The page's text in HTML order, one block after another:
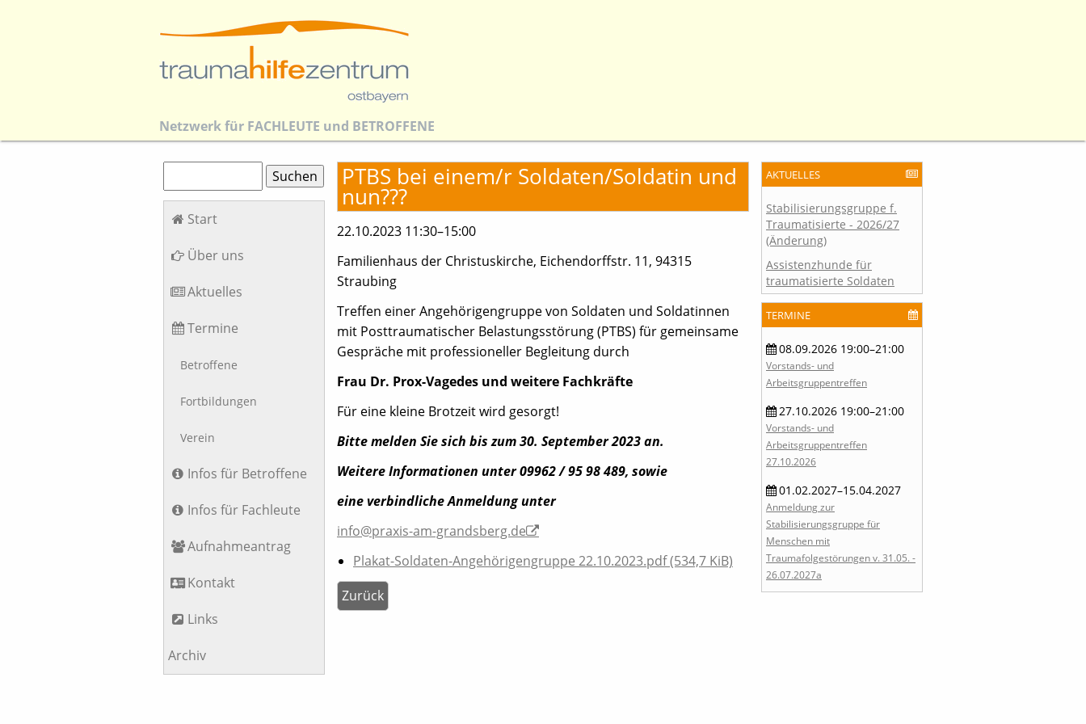
Netzwerk für FACHLEUTE und BETROFFENE
PTBS bei einem/r Soldaten/Soldatin und
nun???
22.10.2023 11:30–15:00
Familienhaus der Christuskirche, Eichendorffstr. 11, 94315
Straubing
Treffen einer Angehörigengruppe von Soldaten und Soldatinnen
mit Posttraumatischer Belastungsstörung (PTBS) für gemeinsame
Gespräche mit professioneller Begleitung durch
Frau Dr. Prox-Vagedes und weitere Fachkräfte
Für eine kleine Brotzeit wird gesorgt!
Bitte melden Sie sich bis zum 30. September 2023 an.
Weitere Informationen unter 09962 / 95 98 489, sowie
eine verbindliche Anmeldung unter
info@praxis-am-grandsberg.de
Plakat-Soldaten-Angehörigengruppe 22.10.2023.pdf(534,7 KiB)
Zurück
Suchen
Navigation
Start
Über uns
Aktuelles
Termine
Betroffene
Fortbildungen
Verein
Infos für Betroffene
Infos für Fachleute
Aufnahmeantrag
Kontakt
Links
Archiv
AKTUELLES
Stabilisierungsgruppe f.
Traumatisierte - 2026/27
(Änderung)
Assistenzhunde für
traumatisierte Soldaten
TERMINE
08.09.2026 19:00–21:00
Vorstands- und
Arbeitsgruppentreffen
27.10.2026 19:00–21:00
Vorstands- und
Arbeitsgruppentreffen
27.10.2026
01.02.2027–15.04.2027
Anmeldung zur
Stabilisierungsgruppe für
Menschen mit
Traumafolgestörungen v. 31.05. -
26.07.2027a